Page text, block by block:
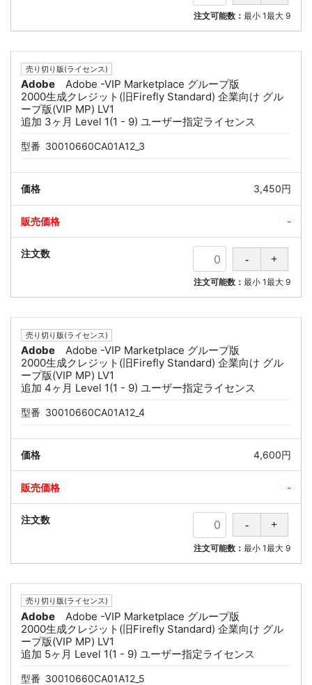
注文可能数：最小 1最大 9
売り切り版(ライセンス)
Adobe
Adobe -VIP Marketplace グループ版
2000生成クレジット(旧Firefly Standard) 企業向け グル
ープ版(VIP MP) LV1
追加 3ヶ月 Level 1(1 - 9) ユーザー指定ライセンス
型番 30010660CA01A12_3
3,450円
-
注文可能数：最小 1最大 9
売り切り版(ライセンス)
Adobe
Adobe -VIP Marketplace グループ版
2000生成クレジット(旧Firefly Standard) 企業向け グル
ープ版(VIP MP) LV1
追加 4ヶ月 Level 1(1 - 9) ユーザー指定ライセンス
型番 30010660CA01A12_4
4,600円
-
注文可能数：最小 1最大 9
売り切り版(ライセンス)
Adobe
Adobe -VIP Marketplace グループ版
2000生成クレジット(旧Firefly Standard) 企業向け グル
ープ版(VIP MP) LV1
追加 5ヶ月 Level 1(1 - 9) ユーザー指定ライセンス
型番 30010660CA01A12_5